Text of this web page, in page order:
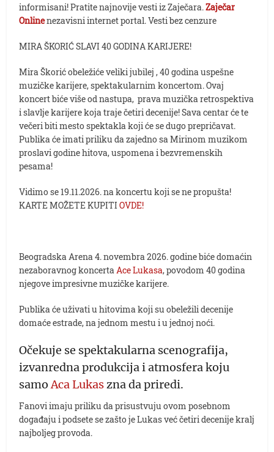
informisani! Pratite najnovije vesti iz Zaječara.Zaječar
Onlinenezavisni internet portal. Vesti bez cenzure
MIRA ŠKORIĆ SLAVI 40 GODINA KARIJERE!
Mira Škorić obeležiće veliki jubilej , 40 godina uspešne
muzičke karijere, spektakularnim koncertom. Ovaj
koncert biće više od nastupa, prava muzička retrospektiva
i slavlje karijere koja traje četiri decenije! Sava centar će te
večeri biti mesto spektakla koji će se dugo prepričavat.
Publika će imati priliku da zajedno sa Mirinom muzikom
proslavi godine hitova, uspomena i bezvremenskih
pesama!
Vidimo se 19.11.2026. na koncertu koji se ne propušta!
KARTE MOŽETE KUPITIOVDE!
Beogradska Arena 4. novembra 2026. godine biće domaćin
nezaboravnog koncertaAce Lukasa, povodom 40 godina
njegove impresivne muzičke karijere.
Publika će uživati u hitovima koji su obeležili decenije
domaće estrade, na jednom mestu i u jednoj noći.
Očekuje se spektakularna scenografija,
izvanredna produkcija i atmosfera koju
samoAca Lukaszna da priredi.
Fanovi imaju priliku da prisustvuju ovom posebnom
događaju i podsete se zašto je Lukas već četiri decenije kralj
najboljeg provoda.